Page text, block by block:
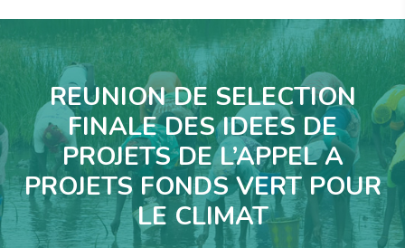
REUNION DE SELECTION
FINALE DES IDEES DE
PROJETS DE L’APPEL A
PROJETS FONDS VERT POUR
LE CLIMAT